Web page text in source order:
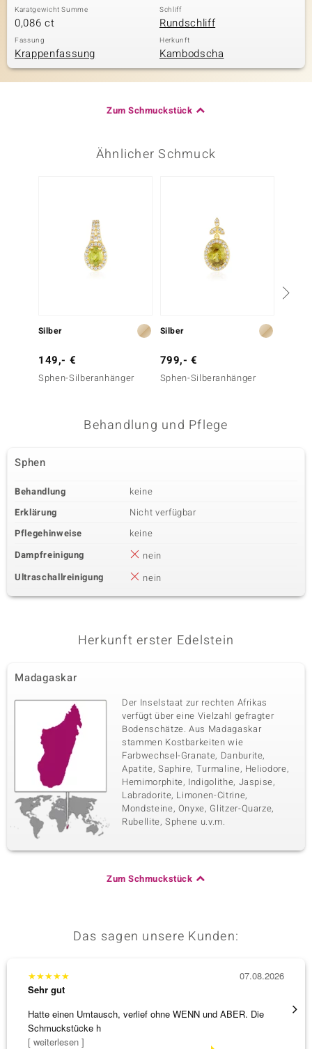
Karatgewicht Summe
0,086 ct
Schliff
Rundschliff
Fassung
Krappenfassung
Herkunft
Kambodscha
Zum Schmuckstück
Ähnlicher Schmuck
Silber
149,- €
Sphen-Silberanhänger
Silber
799,- €
Sphen-Silberanhänger
Behandlung und Pflege
Sphen
Behandlung
keine
Erklärung
Nicht verfügbar
Pflegehinweise
keine
Dampfreinigung
nein
Ultraschallreinigung
nein
Herkunft erster Edelstein
Madagaskar
Der Inselstaat zur rechten Afrikas
verfügt über eine Vielzahl gefragter
Bodenschätze. Aus Madagaskar
stammen Kostbarkeiten wie
Farbwechsel-Granate, Danburite,
Apatite, Saphire, Turmaline, Heliodore,
Hemimorphite, Indigolithe, Jaspise,
Labradorite, Limonen-Citrine,
Mondsteine, Onyxe, Glitzer-Quarze,
Rubellite, Sphene u.v.m.
Zum Schmuckstück
Das sagen unsere Kunden:
★★★★★
Sehr gut
Hatte einen Umtausch, verlief ohne WENN und ABER. Die
Schmuckstücke h
[ weiterlesen ]
07.08.2026
Alles